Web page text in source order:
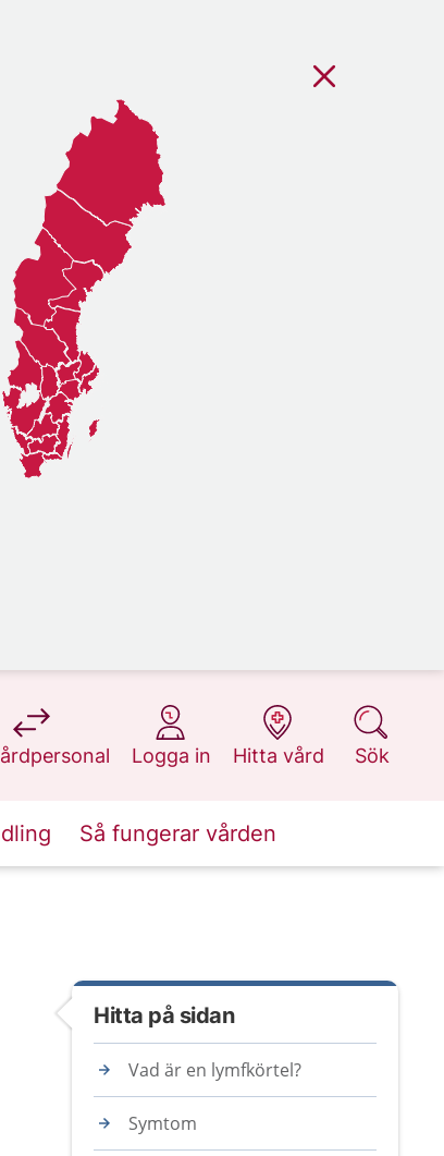
1177.se
Logga in
på 1177.se
Hitta vård
på 1177.se
Sök
på 1177.se
Så fungerar vården
Hitta på sidan
Vad är en lymfkörtel?
Symtom